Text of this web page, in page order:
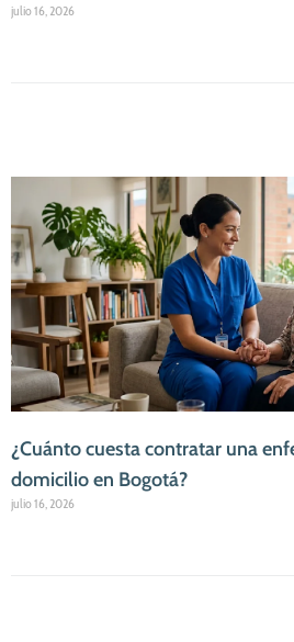
julio 16, 2026
¿Cuánto cuesta contratar una
domicilio en Bogotá?
julio 16, 2026